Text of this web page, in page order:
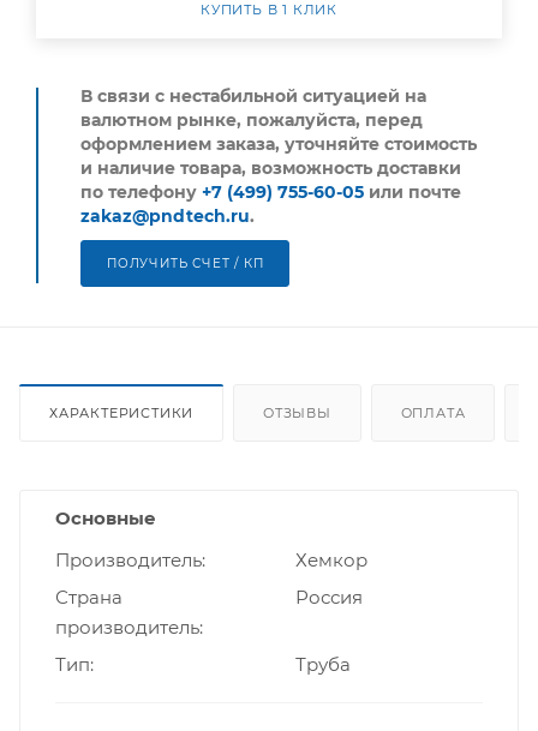
КУПИТЬ В 1 КЛИК
В связи с нестабильной ситуацией на
валютном рынке, пожалуйста, перед
оформлением заказа, уточняйте стоимость
и наличие товара, возможность доставки
по телефону +7 (499) 755-60-05 или почте
zakaz@pndtech.ru.
ПОЛУЧИТЬ СЧЕТ / КП
ХАРАКТЕРИСТИКИ ОТЗЫВЫ ОПЛАТА
Основные
Производитель
Хемкор
Страна
производитель
Россия
Тип Труба